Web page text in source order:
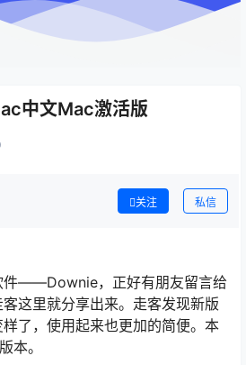
中文Mac激活版
关注 私信
件——Downie，正好有朋友留言给
这里就分享出来。走客发现新版
了，使用起来也更加的简便。本
本。